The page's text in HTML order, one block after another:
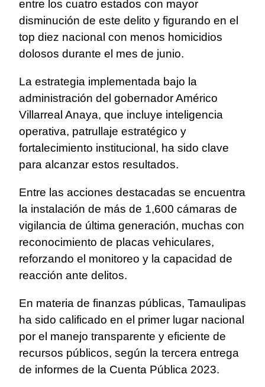
entre los cuatro estados con mayor
disminución de este delito y figurando en el
top diez nacional con menos homicidios
dolosos durante el mes de junio.
La estrategia implementada bajo la
administración del gobernador Américo
Villarreal Anaya, que incluye inteligencia
operativa, patrullaje estratégico y
fortalecimiento institucional, ha sido clave
para alcanzar estos resultados.
Entre las acciones destacadas se encuentra
la instalación de más de 1,600 cámaras de
vigilancia de última generación, muchas con
reconocimiento de placas vehiculares,
reforzando el monitoreo y la capacidad de
reacción ante delitos.
En materia de finanzas públicas, Tamaulipas
ha sido calificado en el primer lugar nacional
por el manejo transparente y eficiente de
recursos públicos, según la tercera entrega
de informes de la Cuenta Pública 2023.